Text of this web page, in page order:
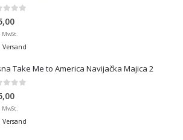
Versand
Take Me to America Navijačka Majica 2
5
Versand